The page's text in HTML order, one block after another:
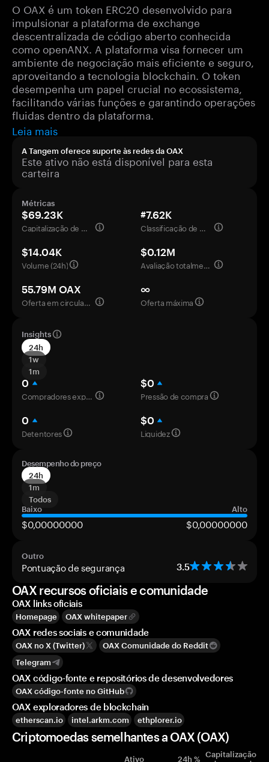
O OAX é um token ERC20 desenvolvido para
impulsionar a plataforma de exchange
descentralizada de código aberto conhecida
como openANX. A plataforma visa fornecer um
ambiente de negociação mais eficiente e seguro,
aproveitando a tecnologia blockchain. O token
desempenha um papel crucial no ecossistema,
facilitando várias funções e garantindo operações
fluidas dentro da plataforma.
Leia mais
A Tangem oferece suporte às redes da OAX
Este ativo não está disponível para esta
carteira
Métricas
$69.23K
Capitalização de mercado
#7.62K
Classificação de mercado
$14.04K
Volume (24h)
$0.12M
Avaliação totalmente diluída
55.79M OAX
Oferta em circulação
∞
Oferta máxima
Insights
24h
1w
1m
0
Compradores experientes
$0
Pressão de compra
0
Detentores
$0
Liquidez
Desempenho do preço
24h
1m
Todos
Baixo
Alto
$0,00000000 $0,00000000
Outro
Pontuação de segurança 3.5
OAX recursos oficiais e comunidade
OAX links oficiais
Homepage OAX whitepaper
OAX redes sociais e comunidade
OAX no X (Twitter)
OAX Comunidade do Reddit
Telegram
OAX código-fonte e repositórios de desenvolvedores
OAX código-fonte no GitHub
OAX exploradores de blockchain
etherscan.io intel.arkm.com ethplorer.io
Criptomoedas semelhantes a OAX (OAX)
Ativo 24h % Capitalização